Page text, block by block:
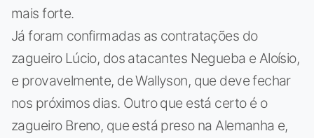
mais forte.
Já foram confirmadas as contratações do
zagueiro Lúcio, dos atacantes Negueba e Aloísio,
e provavelmente, de Wallyson, que deve fechar
nos próximos dias. Outro que está certo é o
zagueiro Breno, que está preso na Alemanha e,